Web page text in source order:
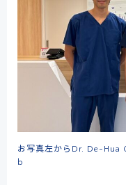
お写真左からDr. De-Hua
b